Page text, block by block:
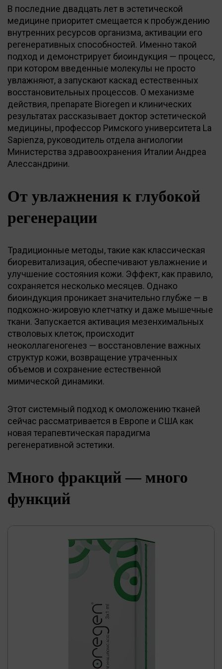
В последние двадцать лет в эстетической
медицине приоритет смещается к пробуждению
внутренних ресурсов организма, активации его
регенеративных способностей. Именно такой
подход и демонстрирует биоиндукция — процесс,
при котором введенные молекулы не просто
увлажняют, а запускают каскад естественных
восстановительных процессов. О механизме
действия, препарате Bioregen и клинических
результатах рассказывает доктор эстетической
медицины, профессор Римского университета La
Sapienzа, руководитель отдела ангиологии
Министерства здравоохранения Италии Андреа
Алессандрини.
От увлажнения к глубокой
регенерации
Традиционные методы, такие как классическая
биоревитализация, обеспечивают увлажнение и
улучшение состояния кожи. Эффект, как правило,
сохраняется несколько месяцев. Однако
биоиндукция проникает значительно глубже — в
подкожно-жировую клетчатку и даже мышечные
ткани. Запускается активация мезенхимальных
стволовых клеток, происходит
неоколлагеногенез — восстановление важных
структур кожи, возвращение утраченных
объемов и сохранение естественной
мимической динамики.
Этот системный подход к омоложению тканей
сейчас рассматривается в Европе и США как
новая терапевтическая парадигма
регенеративной эстетики.
Много фракций — много
функций